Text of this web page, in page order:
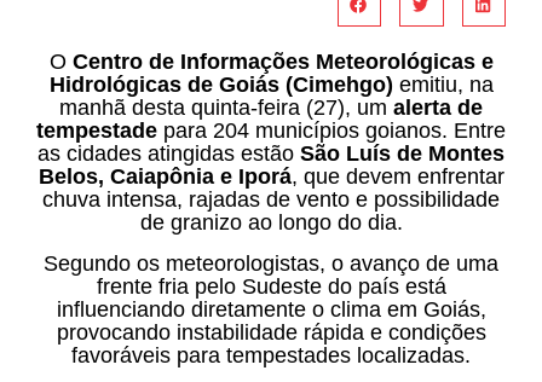
O Centro de Informações Meteorológicas e
Hidrológicas de Goiás (Cimehgo) emitiu, na
manhã desta quinta-feira (27), um alerta de
tempestade para 204 municípios goianos. Entre
as cidades atingidas estão São Luís de Montes
Belos, Caiapônia e Iporá, que devem enfrentar
chuva intensa, rajadas de vento e possibilidade
de granizo ao longo do dia.
Segundo os meteorologistas, o avanço de uma
frente fria pelo Sudeste do país está
influenciando diretamente o clima em Goiás,
provocando instabilidade rápida e condições
favoráveis para tempestades localizadas.